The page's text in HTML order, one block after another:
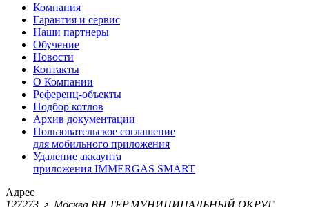
Компания
Гарантия и сервис
Наши партнеры
Обучение
Новости
Контакты
О Компании
Референц-объекты
Подбор котлов
Архив документации
Пользовательское соглашение
для мобильного приложения
Удаление аккаунта
приложения IMMERGAS SMART
Адрес
127273, г. Москва ВН.ТЕР.МУНИЦИПАЛЬНЫЙ ОКРУГ